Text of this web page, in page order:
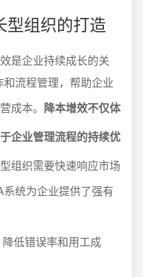
型组织的打造
是企业持续成长的关
流程管理，帮助企业
成本。 降本增效不仅体
企业管理流程的持续优
组织需要快速响应市场
统为企业提供了强有
低错误率和用工成